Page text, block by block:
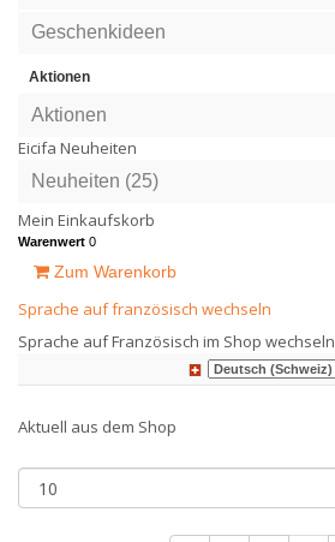
Geschenkideen
Aktionen
Aktionen
Eicifa Neuheiten
Neuheiten (25)
Mein Einkaufskorb
Warenwert 0
Zum Warenkorb
Sprache auf französisch wechseln
Sprache auf Französisch im Shop wechseln
Aktuell aus dem Shop